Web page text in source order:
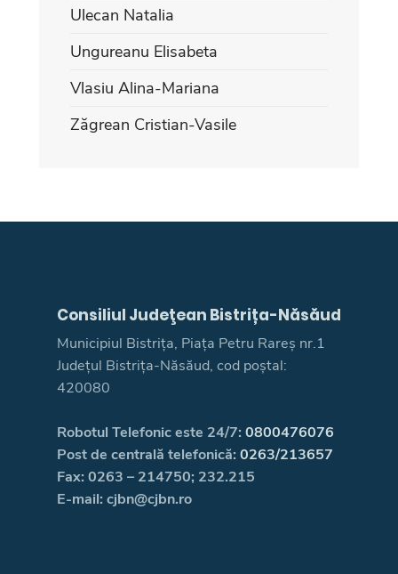
Ulecan Natalia
Ungureanu Elisabeta
Vlasiu Alina-Mariana
Zăgrean Cristian-Vasile
Consiliul Judeţean Bistrița-Năsăud
Municipiul Bistrița, Piața Petru Rareș nr.1
Județul Bistrița-Năsăud, cod poștal:
420080
Robotul Telefonic este 24/7: 0800476076
Post de centrală telefonică: 0263/213657
Fax: 0263 – 214750; 232.215
E-mail: cjbn@cjbn.ro